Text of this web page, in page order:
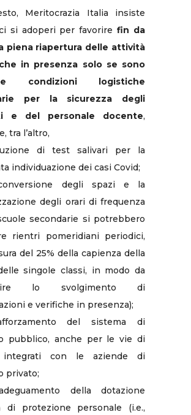
Meritocrazia Italia insiste
si adoperi per favorire fin da
piena riapertura delle attività
in presenza solo se sono
condizioni logistiche
per la sicurezza degli
e del personale docente,
tra l’altro,
di test salivari per la
individuazione dei casi Covid;
degli spazi e la
degli orari di frequenza
secondarie si potrebbero
rientri pomeridiani periodici,
del 25% della capienza della
singole classi, in modo da
lo svolgimento di
e verifiche in presenza);
del sistema di
pubblico, anche per le vie di
integrati con le aziende di
privato;
della dotazione
di protezione personale (i.e.,